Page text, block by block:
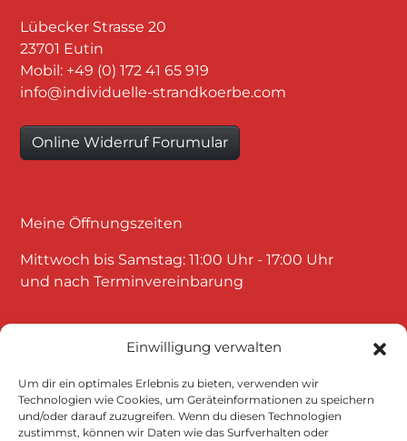
Einwilligung verwalten
Um dir ein optimales Erlebnis zu bieten, verwenden wir
Technologien wie Cookies, um Geräteinformationen zu speichern
und/oder darauf zuzugreifen. Wenn du diesen Technologien
zustimmst, können wir Daten wie das Surfverhalten oder
Lübecker Strasse 20
23701 Eutin
Mobil: +49 (0) 172 41 65 919
info@individuelle-strandkoerbe.com
Online Widerruf Forumular
Meine Öffnungszeiten
Mittwoch bis Samstag: 11:00 Uhr - 17:00 Uhr
und nach Terminvereinbarung
Klicke auf "Ich stimme zu", um Google